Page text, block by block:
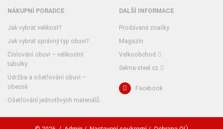
NÁKUPNÍ PORADCE
Jak vybrat velikost?
Jak vybrat správný typ obuvi?
Číslování obuvi – velikostní
tabulky
Údržba a ošetřování obuvi –
obecně
Ošetřování jednotlivých materiálů
DALŠÍ INFORMACE
Prodávané značky
Magazín
Velkoobchod
Selma-steel.cz
Facebook